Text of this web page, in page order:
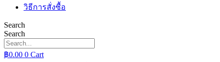
วิธีการสั่งซื้อ
Search
Search
฿0.00 0 Cart